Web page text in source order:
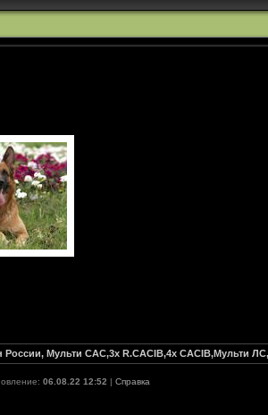
Мульти САС,3х R.CACIB,4х CACIB,Мульти
06.08.22 12:52 | Справка